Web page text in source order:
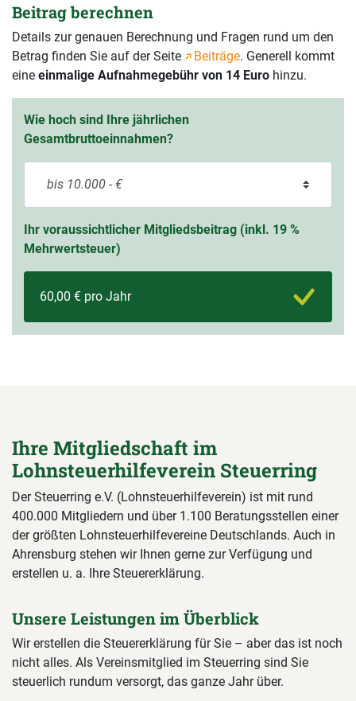
Beitrag berechnen
Details zur genauen Berechnung und Fragen rund um den
Betrag finden Sie auf der Seite
Beiträge. Generell kommt
eine einmalige Aufnahmegebühr von 14 Euro hinzu.
Wie hoch sind Ihre jährlichen
Gesamtbruttoeinnahmen?
Ihr voraussichtlicher Mitgliedsbeitrag (inkl. 19 %
Mehrwertsteuer)
60,00 € pro Jahr
Ihre Mitgliedschaft im
Lohnsteuerhilfeverein Steuerring
Der Steuerring e.V. (Lohnsteuerhilfeverein) ist mit rund
400.000 Mitgliedern und über 1.100 Beratungsstellen einer
der größten Lohnsteuerhilfevereine Deutschlands. Auch in
Ahrensburg stehen wir Ihnen gerne zur Verfügung und
erstellen u. a. Ihre Steuererklärung.
Unsere Leistungen im Überblick
Wir erstellen die Steuererklärung für Sie – aber das ist noch
nicht alles. Als Vereinsmitglied im Steuerring sind Sie
steuerlich rundum versorgt, das ganze Jahr über.